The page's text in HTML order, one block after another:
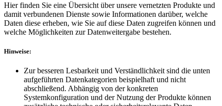
Hier finden Sie eine Übersicht über unsere vernetzten Produkte und
damit verbundenen Dienste sowie Informationen darüber, welche
Daten diese erheben, wie Sie auf diese Daten zugreifen können und
welche Möglichkeiten zur Datenweitergabe bestehen.
Hinweise:
Zur besseren Lesbarkeit und Verständlichkeit sind die unten
aufgeführten Datenkategorien beispielhaft und nicht
abschließend. Abhängig von der konkreten
Systemkonfiguration und der Nutzung der Produkte können